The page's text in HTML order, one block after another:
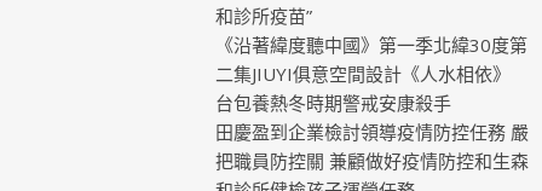
和診所疫苗”
《沿著緯度聽中國》第一季北緯30度第
二集JIUYI俱意空間設計《人水相依》
台包養熱冬時期警戒安康殺手
田慶盈到企業檢討領導疫情防控任務 嚴
把職員防控關 兼顧做好疫情防控和生森